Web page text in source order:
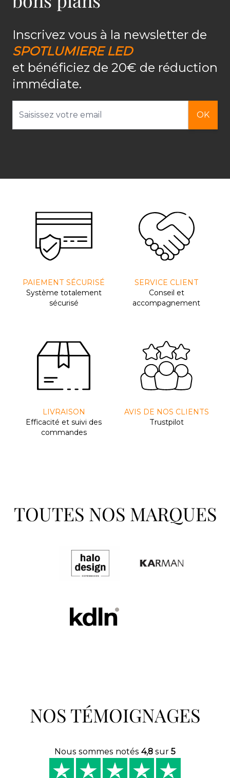
Inscrivez vous à la newsletter de
SPOTLUMIERE LED
et bénéficiez de 20€ de réduction
immédiate.
OK
PAIEMENT SÉCURISÉ
Système totalement
sécurisé
SERVICE CLIENT
Conseil et
accompagnement
LIVRAISON
Efﬁcacité et suivi des
commandes
AVIS DE NOS CLIENTS
Trustpilot
TOUTES NOS MARQUES
NOS TÉMOIGNAGES
Nous sommes notés 4,8 sur 5